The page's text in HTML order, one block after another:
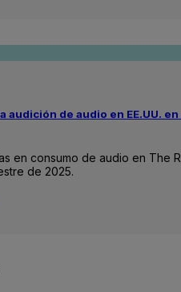
audición de audio en EE.UU. en
en consumo de audio en The
de 2025.